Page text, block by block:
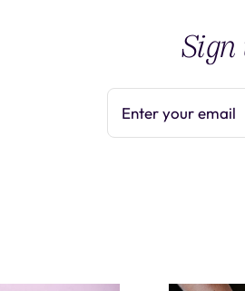
Sign
Enter your email